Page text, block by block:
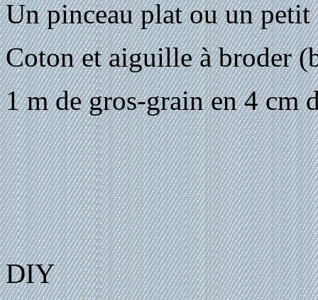
Un pinceau plat ou un petit
Coton et aiguille à broder
1 m de gros-grain en 4 cm
DIY